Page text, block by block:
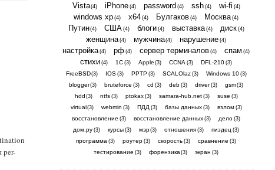
per-
Vista(4) iPhone (4) password (4) ssh (4) wi-fi (4)
windows xp (4) x64 (4) Булгаков (4) Москва (4)
Путин(4) США (4) блоги (4) выставка (4) диск (4)
женщина (4) мужчина(4) нарушение (4)
настройка(4) рф (4) сервер терминалов (4) спам (4)
стихи (4) 1С (3) Apple (3) CCNA (3) DFL-210 (3)
FreeBSD(3) IOS (3) PPTP (3) SCALOlaz (3) Windows 10 (3)
blogger(3) bruteforce (3) cd (3) deb (3) driver (3) gsm(3)
hdd (3) ntfs (3) ptokax (3) samara-hub.net (3) suse (3)
virtual(3) webmin (3) ПДД (3) базы данных (3) взлом (3)
восстановление (3) восстановление данных (3) дело (3)
дом.ру (3) курсы (3) мэр(3) отношения (3) пиздец (3)
программа (3) роутер (3) скорость (3) сравнение (3)
тестирование (3) форензика (3) экран (3)